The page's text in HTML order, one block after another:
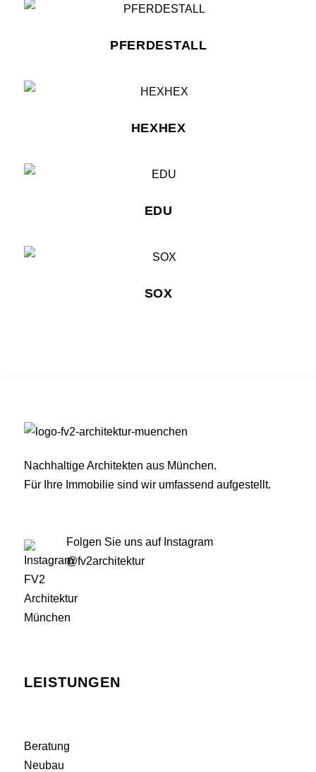
PFERDESTALL
HEXHEX
EDU
SOX
Nachhaltige Architekten aus München.
Für Ihre Immobilie sind wir umfassend aufgestellt.
Folgen Sie uns auf Instagram
@fv2architektur
LEISTUNGEN
Beratung
Neubau